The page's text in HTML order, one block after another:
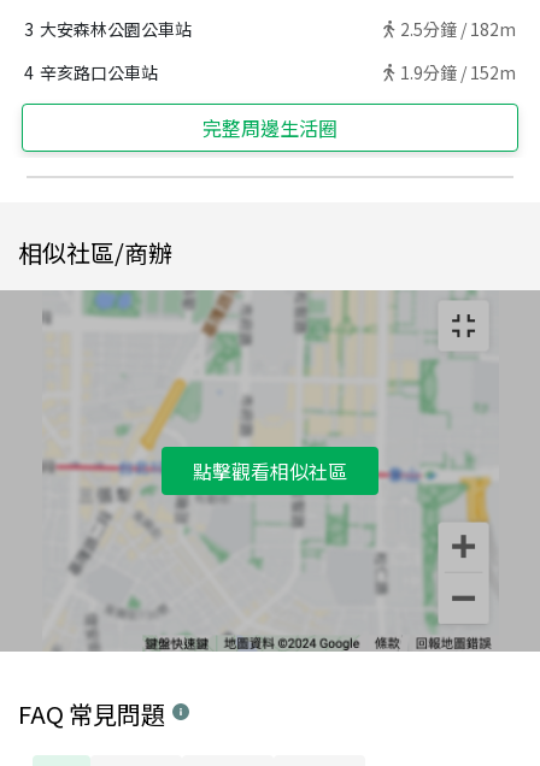
3 大安森林公園公車站 2.5分鐘 / 182m
4 辛亥路口公車站 1.9分鐘 / 152m
完整周邊生活圈
相似社區/商辦
點擊觀看相似社區
FAQ 常見問題